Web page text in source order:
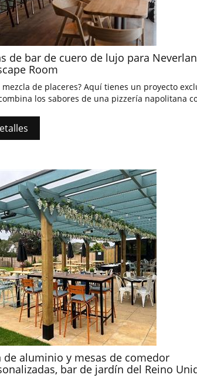
de bar de cuero de lujo para
Room
mezcla de placeres? Aquí tienes un proyecto
los sabores de una pizzería napolitana
quedarte en este encantador espacio,
únicas de la pizzería y sus cócteles de
de aluminio y mesas de comedor
bar de jardín del Reino